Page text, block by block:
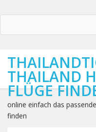
THAILAND
FLÜGE
online einfach das
finden